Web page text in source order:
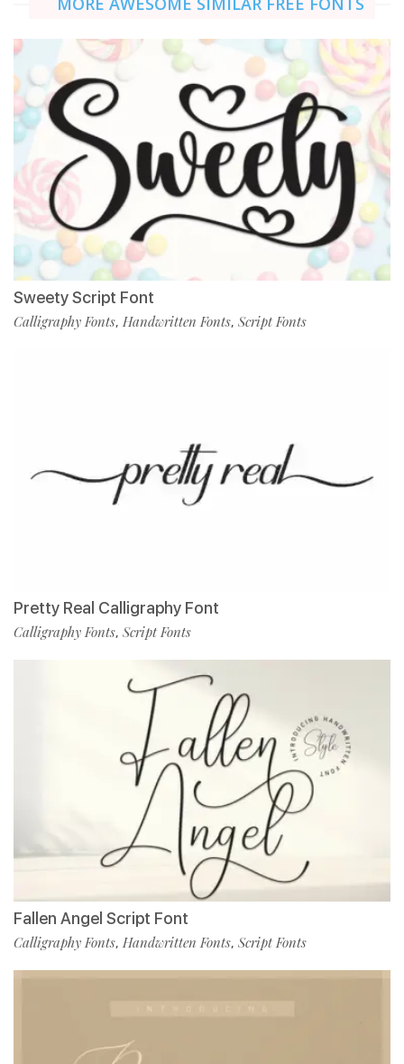
Sweety Script Font
Calligraphy Fonts, Handwritten Fonts, Script Fonts
Pretty Real Calligraphy Font
Calligraphy Fonts, Script Fonts
Fallen Angel Script Font
Calligraphy Fonts, Handwritten Fonts, Script Fonts